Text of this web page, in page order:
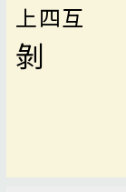
上四互
剝